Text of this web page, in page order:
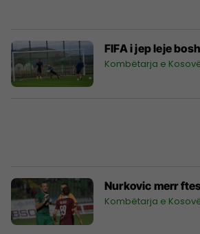
FIFA i jep leje
Kombëtarja e
Nurkovic merr
Kombëtarja e